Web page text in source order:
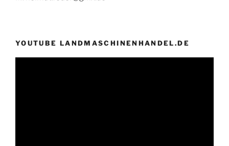
YOUTUBE LANDMASCHINENHANDEL.DE